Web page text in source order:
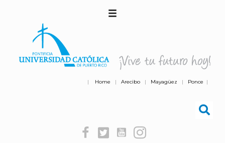
| Home | Arecibo | Mayagüez | Ponce |